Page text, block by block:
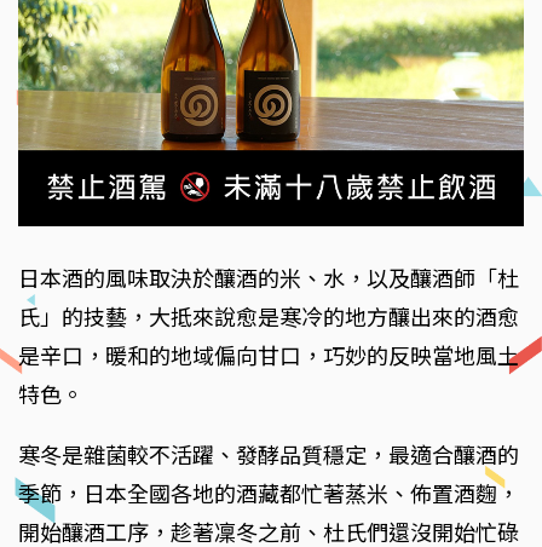
日本酒的風味取決於釀酒的米、水，以及釀酒師「杜
氏」的技藝，大抵來說愈是寒冷的地方釀出來的酒愈
是辛口，暖和的地域偏向甘口，巧妙的反映當地風土
特色。
寒冬是雜菌較不活躍、發酵品質穩定，最適合釀酒的
季節，日本全國各地的酒藏都忙著蒸米、佈置酒麴，
開始釀酒工序，趁著凜冬之前、杜氏們還沒開始忙碌